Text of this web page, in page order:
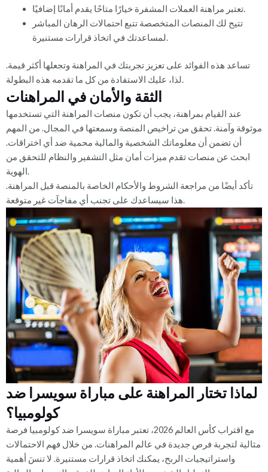
تعتبر مراهنة العملات المشفرة خيارًا متاحًا يقدم أمانًا إضافيًا.
تتيح لك المنصات المتخصصة تتبع احتمالات الرهان المباشر
لمساعدتك في اتخاذ قرارات مستنيرة.
تساعد هذه الفوائد على تعزيز تجربتك في المراهنة وتجعلها أكثر قيمة.
لذا، عليك الاستفادة من كل ما تقدمه هذه البطولة.
الثقة والأمان في المراهنات
عند القيام بمراهنة، يجب أن تكون منصات المراهنة التي تستخدمها
موثوقة وآمنة. تحقق من تراخيص المنصة وسمعتها في المجال. من المهم
أن تضمن أن معلوماتك الشخصية والمالية محمية ضد أي اختراقات.
ابحث عن منصات تقدم ميزات أمان مثل التشفير والنظام للتحقق من
الهوية.
تأكد أيضًا من مراجعة الشروط والأحكام الخاصة بالمنصة قبل المراهنة.
هذا سيساعدك على تجنب أي مفاجآت غير متوقعة.
لماذا تختار المراهنة على مباراة سويسرا ضد
كولومبيا؟
مع اقتراب كأس العالم 2026، تعتبر مباراة سويسرا ضد كولومبيا فرصة
مثالية لتجربة فرص جديدة في عالم المراهنات. من خلال فهم الاحتمالات
واستراتيجيات الربح، يمكنك اتخاذ قرارات مستنيرة. لا تنسَ أهمية